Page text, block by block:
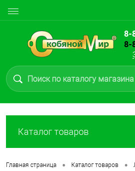
8-
8-
Каталог товаров
Главная страница • Каталог товаров •